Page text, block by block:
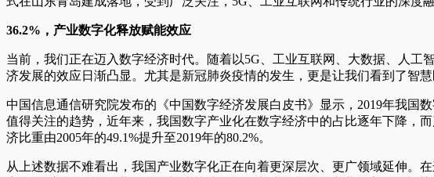
36.2%，产业数字化释放赋能效应
当前，我们正在迈入数字经济时代。随着以5G、工业互联网、大数据、人
济发展的效应日渐凸显。尤其是新冠肺炎疫情的发生，更是让我们看到了智
中国信息通信研究院发布的《中国数字经济发展白皮书》显示，2019年我国
值得关注的趋势，近年来，我国数字产业化在数字经济中的占比逐年下降，
济比重由2005年的49.1%提升至2019年的80.2%。
从上述数据不难看出，我国产业数字化正在向着更深层次、更广领域延伸。